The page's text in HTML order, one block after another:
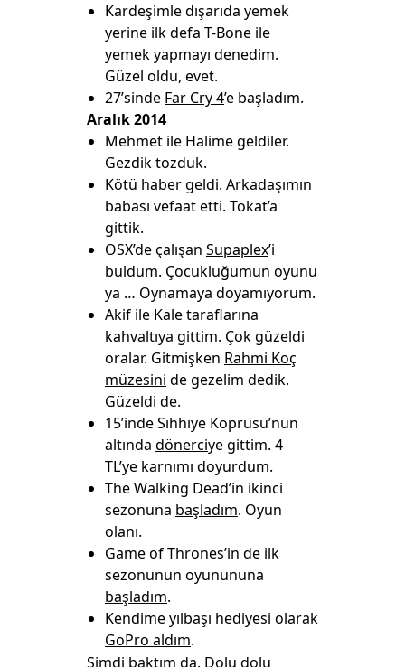
Kardeşimle dışarıda yemek
yerine ilk defa T-Bone ile
yemek yapmayı denedim.
Güzel oldu, evet.
27’sinde Far Cry 4’e başladım.
Aralık 2014
Mehmet ile Halime geldiler.
Gezdik tozduk.
Kötü haber geldi. Arkadaşımın
babası vefaat etti. Tokat’a
gittik.
OSX’de çalışan Supaplex’i
buldum. Çocukluğumun oyunu
ya … Oynamaya doyamıyorum.
Akif ile Kale taraflarına
kahvaltıya gittim. Çok güzeldi
oralar. Gitmişken Rahmi Koç
müzesini de gezelim dedik.
Güzeldi de.
15’inde Sıhhıye Köprüsü’nün
altında dönerciye gittim. 4
TL’ye karnımı doyurdum.
The Walking Dead’in ikinci
sezonuna başladım. Oyun
olanı.
Game of Thrones’in de ilk
sezonunun oyunununa
başladım.
Kendime yılbaşı hediyesi olarak
GoPro aldım.
Şimdi baktım da. Dolu dolu